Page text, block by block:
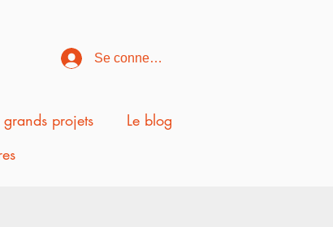
Se connecter
projets
Le blog